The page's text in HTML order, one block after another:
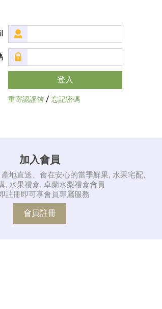
重寄認證信 / 忘記密碼
加入會員
地直送、食在安心的當季鮮果, 水果宅配,
, 水果禮盒, 卓蘭水梨禮盒會員
註冊即可享會員專屬服務
會員註冊